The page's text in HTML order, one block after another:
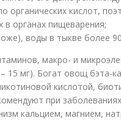
органических кислот,
в органах пищеварения;
воды в тыкве более
макро- и
15 мг). Богат овощ бэта-
кислотой,
при
кальцием, магнием,